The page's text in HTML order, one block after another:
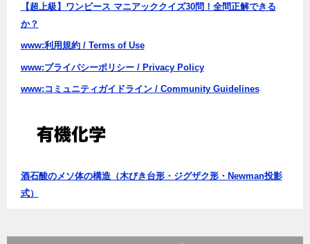
【超上級】ワンピース マニアッククイズ30問！全問正解できる
か？
www:利用規約 / Terms of Use
www:プライバシーポリシー / Privacy Policy
www:コミュニティガイドライン / Community Guidelines
酒石酸のメソ体の構造（木びき台形・ジグザク形・Newman投影
式）